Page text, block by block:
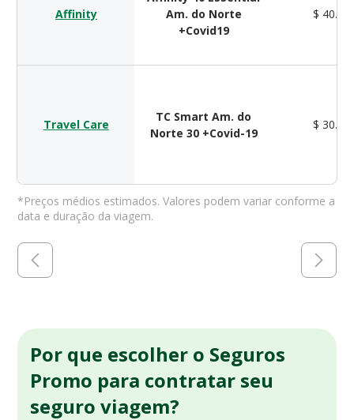
Affinity
Am. do Norte
+Covid19
$
Travel Care
TC Smart Am. do
Norte 30 +Covid-19
$
*Preços médios estimados. Valores podem variar conforme a
data e duração da viagem.
Por que escolher o Seguros
Promo para contratar seu
seguro viagem?